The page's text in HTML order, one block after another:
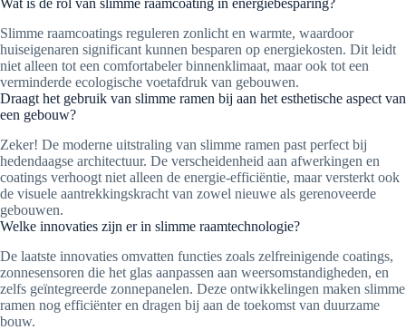
Wat is de rol van slimme raamcoating in energiebesparing?
Slimme raamcoatings reguleren zonlicht en warmte, waardoor
huiseigenaren significant kunnen besparen op energiekosten. Dit leidt
niet alleen tot een comfortabeler binnenklimaat, maar ook tot een
verminderde ecologische voetafdruk van gebouwen.
Draagt het gebruik van slimme ramen bij aan het esthetische aspect van
een gebouw?
Zeker! De moderne uitstraling van slimme ramen past perfect bij
hedendaagse architectuur. De verscheidenheid aan afwerkingen en
coatings verhoogt niet alleen de energie-efficiëntie, maar versterkt ook
de visuele aantrekkingskracht van zowel nieuwe als gerenoveerde
gebouwen.
Welke innovaties zijn er in slimme raamtechnologie?
De laatste innovaties omvatten functies zoals zelfreinigende coatings,
zonnesensoren die het glas aanpassen aan weersomstandigheden, en
zelfs geïntegreerde zonnepanelen. Deze ontwikkelingen maken slimme
ramen nog efficiënter en dragen bij aan de toekomst van duurzame
bouw.